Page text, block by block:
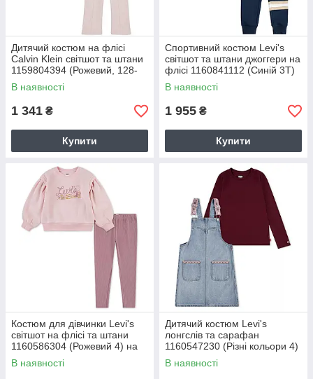
Дитячий костюм на флісі
Calvin Klein світшот та штани
1159804394 (Рожевий, 128-
140)
В наявності
1 341 ₴
Купити
Спортивний костюм Levi's
світшот та штани джоггери на
флісі 1160841112 (Синій 3T)
на зріст 92-98 см
В наявності
1 955 ₴
Купити
Костюм для дівчинки Levi's
світшот на флісі та штани
1160586304 (Рожевий 4) на
зріст 98-104 см
В наявності
Дитячий костюм Levi's
лонгслів та сарафан
1160547230 (Різні кольори 4)
на зріст 98-104 см
В наявності